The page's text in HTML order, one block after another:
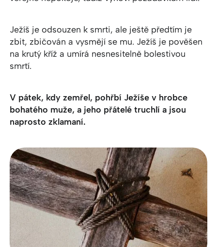
Ježíš je odsouzen k smrti, ale ještě předtím je
zbit, zbičován a vysmějí se mu. Ježíš je pověšen
na krutý kříž a umírá nesnesitelně bolestivou
smrtí.
V pátek, kdy zemřel, pohřbí Ježíše v hrobce
bohatého muže, a jeho přátelé truchlí a jsou
naprosto zklamaní.